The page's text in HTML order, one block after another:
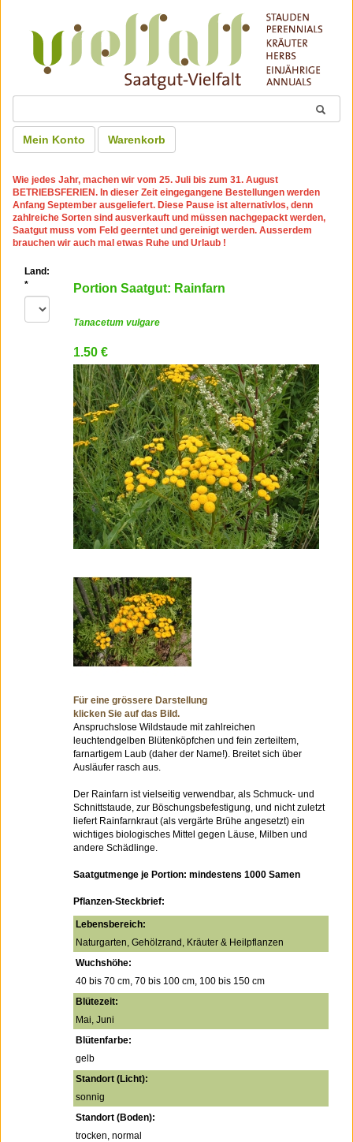
Mein Konto Warenkorb
Wie jedes Jahr, machen wir vom 25. Juli bis zum 31. August
BETRIEBSFERIEN. In dieser Zeit eingegangene Bestellungen werden
Anfang September ausgeliefert. Diese Pause ist alternativlos, denn
zahlreiche Sorten sind ausverkauft und müssen nachgepackt werden,
Saatgut muss vom Feld geerntet und gereinigt werden. Ausserdem
brauchen wir auch mal etwas Ruhe und Urlaub !
Land:
*
Portion Saatgut: Rainfarn
Tanacetum vulgare
1.50 €
Für eine grössere Darstellung
klicken Sie auf das Bild.
Anspruchslose Wildstaude mit zahlreichen
leuchtendgelben Blütenköpfchen und fein zerteiltem,
farnartigem Laub (daher der Name!). Breitet sich über
Ausläufer rasch aus.
Der Rainfarn ist vielseitig verwendbar, als Schmuck- und
Schnittstaude, zur Böschungsbefestigung, und nicht zuletzt
liefert Rainfarnkraut (als vergärte Brühe angesetzt) ein
wichtiges biologisches Mittel gegen Läuse, Milben und
andere Schädlinge.
Saatgutmenge je Portion: mindestens 1000 Samen
Pflanzen-Steckbrief:
Lebensbereich:
Naturgarten, Gehölzrand, Kräuter & Heilpflanzen
Wuchshöhe:
40 bis 70 cm, 70 bis 100 cm, 100 bis 150 cm
Blütezeit:
Mai, Juni
Blütenfarbe:
gelb
Standort (Licht):
sonnig
Standort (Boden):
trocken, normal